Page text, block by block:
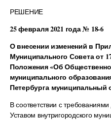
РЕШЕНИЕ
25 февраля 2021 года № 18-6
О внесении изменений в
Муниципального Совета от
Положения «Об
муниципального
Петербурга муниципальный
В соответствии с
Уставом внутригородского